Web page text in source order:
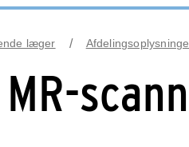
læger
MR-